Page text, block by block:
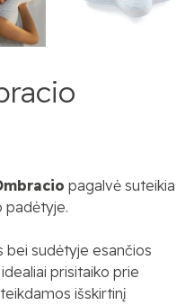
pagalvė suteikia
padėtyje.
bei sudėtyje esančios
prisitaiko prie
išskirtinį